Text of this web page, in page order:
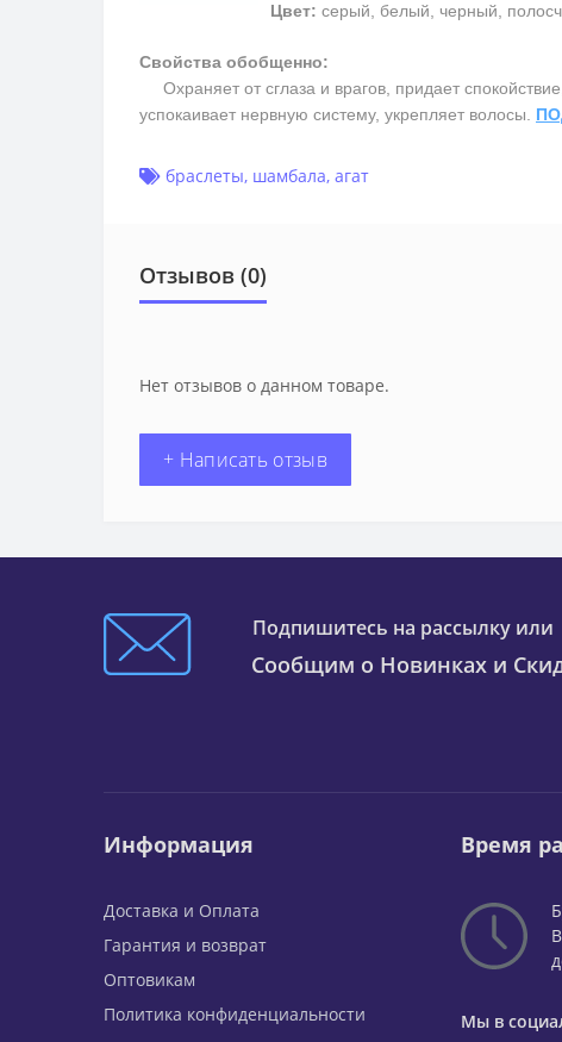
Цвет: серый, белый, черный,
Свойства обобщенно:
Охраняет от сглаза и врагов, придает
успокаивает нервную систему, укрепляет волосы.
браслеты, шамбала, агат
Отзывов (0)
Нет отзывов о данном товаре.
+ Написать отзыв
Подпишитесь на рассылку или
Сообщим о Новинках и
Информация
Доставка и Оплата
Гарантия и возврат
Оптовикам
Политика конфиденциальности
Время
Мы в